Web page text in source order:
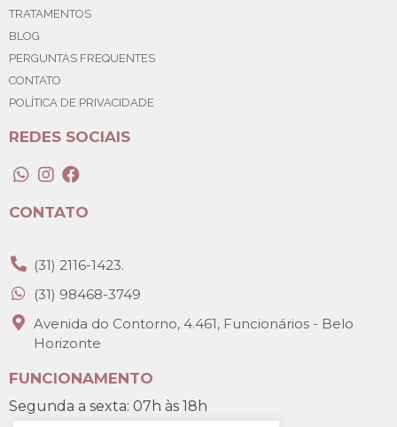
TRATAMENTOS
BLOG
PERGUNTAS FREQUENTES
CONTATO
POLÍTICA DE PRIVACIDADE
REDES SOCIAIS
CONTATO
(31) 2116-1423.
(31) 98468-3749
Avenida do Contorno, 4.461, Funcionários - Belo
Horizonte
FUNCIONAMENTO
Segunda a sexta: 07h às 18h